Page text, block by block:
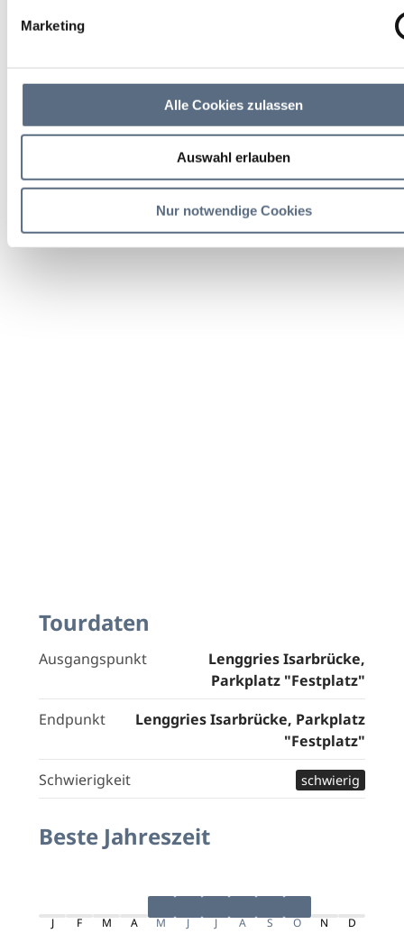
Marketing
Alle Cookies zulassen
Auswahl erlauben
Nur notwendige Cookies
Tourdaten
Ausgangspunkt
Lenggries Isarbrücke,
Parkplatz "Festplatz"
Endpunkt
Lenggries Isarbrücke, Parkplatz
"Festplatz"
Schwierigkeit
schwierig
Beste Jahreszeit
J F M A M J J A S O N D